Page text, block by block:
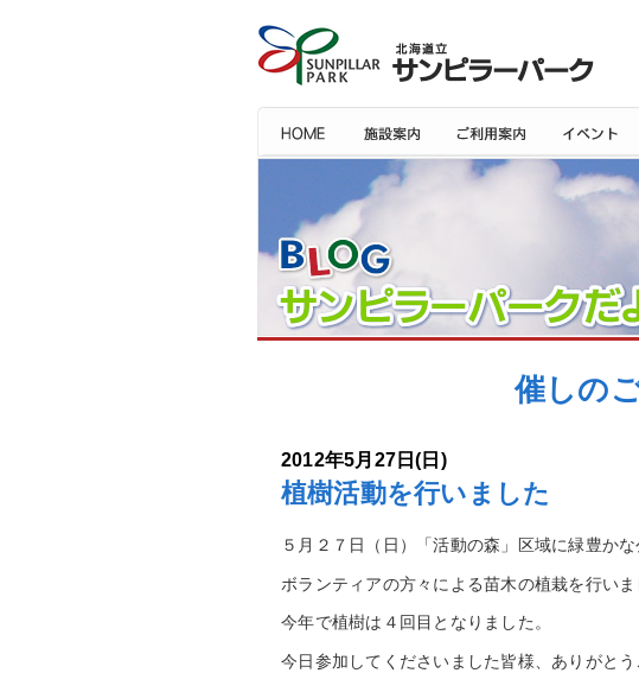
催しの
2012年5月27日(日)
植樹活動を行いました
５月２７日（日）「活動の森」区域に緑豊か
ボランティアの方々による苗木の植栽を行いま
今年で植樹は４回目となりました。
今日参加してくださいました皆様、ありがとう